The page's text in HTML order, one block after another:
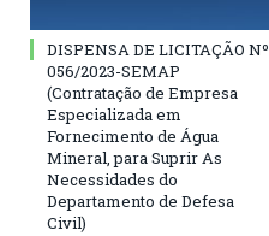
DISPENSA DE LICITAÇÃO Nº
056/2023-SEMAP
(Contratação de Empresa
Especializada em
Fornecimento de Água
Mineral, para Suprir As
Necessidades do
Departamento de Defesa
Civil)